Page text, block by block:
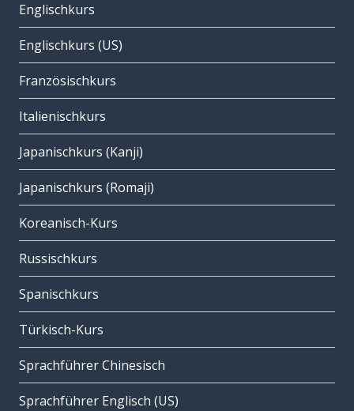
Englischkurs
Englischkurs (US)
Französischkurs
Italienischkurs
Japanischkurs (Kanji)
Japanischkurs (Romaji)
Koreanisch-Kurs
Russischkurs
Spanischkurs
Türkisch-Kurs
Sprachführer Chinesisch
Sprachführer Englisch (US)